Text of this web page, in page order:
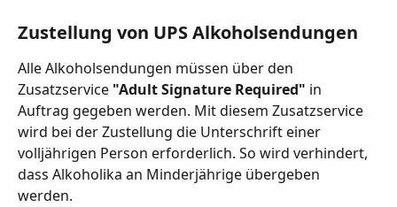
Zustellung von UPS Alkoholsendungen
Alle Alkoholsendungen müssen über den
Zusatzservice "Adult Signature Required" in
Auftrag gegeben werden. Mit diesem Zusatzservice
wird bei der Zustellung die Unterschrift einer
volljährigen Person erforderlich. So wird verhindert,
dass Alkoholika an Minderjährige übergeben
werden.